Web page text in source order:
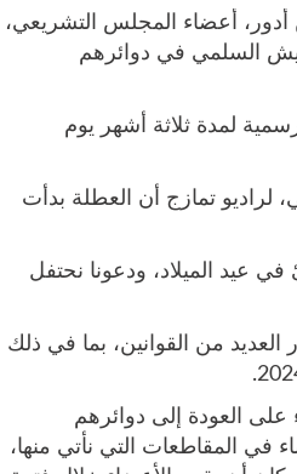
أدور، أعضاء المجلس التشريعي،
السلمي في دوائرهم
لمدة ثلاثة أشهر يوم
تمازج أن العطلة بدأت
عيد الميلاد، ودعونا نحتفل
من القوانين، بما في ذلك
العودة إلى دوائرهم
في المقاطعات التي نأتي منها،